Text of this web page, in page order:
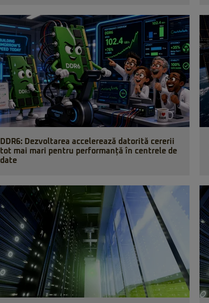
DDR6: Dezvoltarea accelerează datorită cererii
tot mai mari pentru performanță în centrele de
date